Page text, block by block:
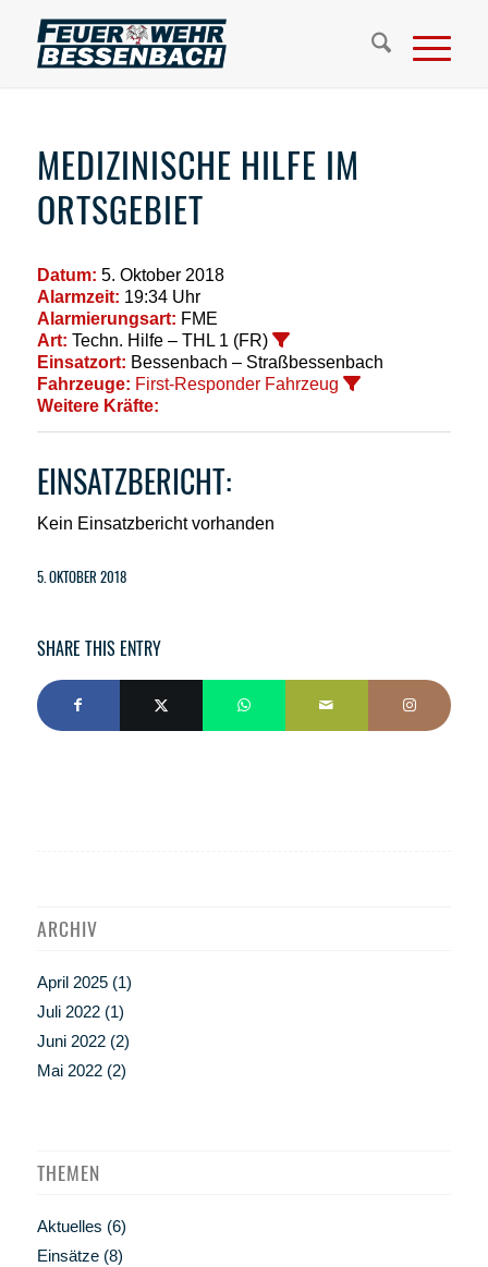
MEDIZINISCHE HILFE IM
ORTSGEBIET
Datum: 5. Oktober 2018
Alarmzeit: 19:34 Uhr
Alarmierungsart: FME
Art: Techn. Hilfe – THL 1 (FR)
Einsatzort: Bessenbach – Straßbessenbach
Fahrzeuge: First-Responder Fahrzeug
Weitere Kräfte:
EINSATZBERICHT:
Kein Einsatzbericht vorhanden
5. OKTOBER 2018
SHARE THIS ENTRY
ARCHIV
April 2025(1)
Juli 2022(1)
Juni 2022(2)
Mai 2022(2)
THEMEN
Aktuelles (6)
Einsätze(8)